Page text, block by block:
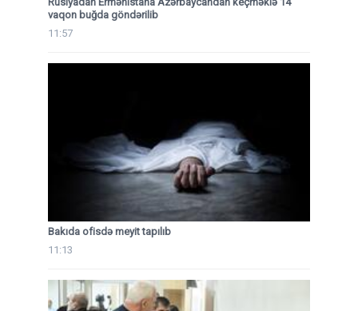
vaqon buğda göndərilib
11:57
Bakıda ofisdə meyit tapılıb
11:13